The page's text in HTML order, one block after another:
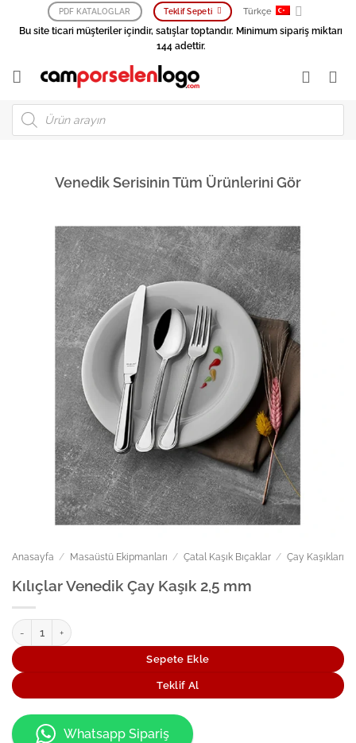
PDF KATALOGLAR Teklif Sepeti Türkçe
Bu site ticari müşteriler içindir, satışlar toptandır. Minimum sipariş miktarı
144 adettir.
Products
search
Venedik Serisinin Tüm Ürünlerini Gör
Anasayfa / Masaüstü Ekipmanları / Çatal Kaşık Bıçaklar / Çay Kaşıkları
Kılıçlar Venedik Çay Kaşık 2,5 mm
Kılıçlar Venedik Çay Kaşık 2,5 mm adet
Sepete Ekle
Teklif Al
Whatsapp Sipariş